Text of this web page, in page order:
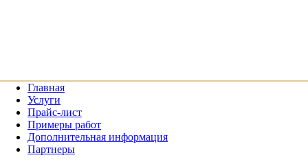
Главная
Услуги
Прайс-лист
Примеры работ
Дополнительная информация
Партнеры